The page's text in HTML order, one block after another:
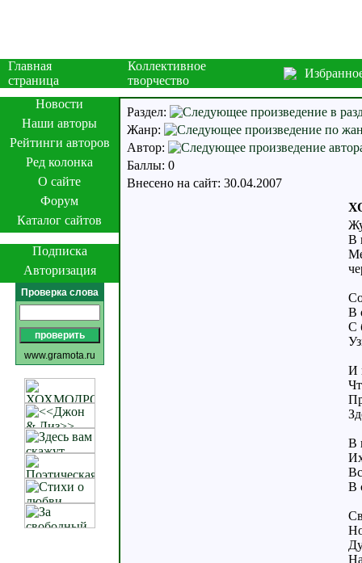
Главная
страница
Коллективное
творчество
Новости
Наши авторы
Рейтинги авторов
Ред колонка
О сайте
Форум
Каталог сайтов
Подписка
Авторизация
Проверка слова
www.gramota.ru
Раздел:
Жанр:
Автор:
Баллы: 0
Внесено на сайт: 30.04.2007
В
В
С
И
В
В